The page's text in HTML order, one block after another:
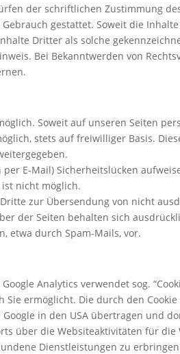
der schriftlichen Zustimmung
gestattet. Soweit die
Dritter als solche
Bei Bekanntwerden von
Soweit auf unseren Seiten
stets auf freiwilliger Basis.
E-Mail) Sicherheitslücken
nicht möglich.
zur Übersendung von nicht
der Seiten behalten sich
etwa durch Spam-Mails, vor.
Analytics verwendet sog.
ermöglicht. Die durch den
in den USA übertragen und
über die Websiteaktivitäten für
Dienstleistungen zu